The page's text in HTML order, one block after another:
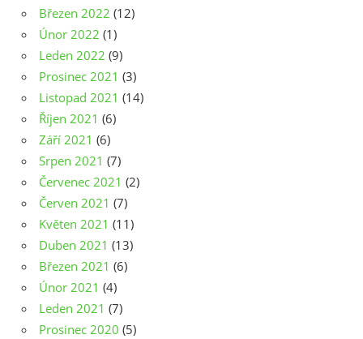
Březen 2022 (12)
Únor 2022 (1)
Leden 2022 (9)
Prosinec 2021 (3)
Listopad 2021 (14)
Říjen 2021 (6)
Září 2021 (6)
Srpen 2021 (7)
Červenec 2021 (2)
Červen 2021 (7)
Květen 2021 (11)
Duben 2021 (13)
Březen 2021 (6)
Únor 2021 (4)
Leden 2021 (7)
Prosinec 2020 (5)